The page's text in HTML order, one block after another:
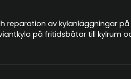
reparation av kylanläggningar
på fritidsbåtar till kylrum